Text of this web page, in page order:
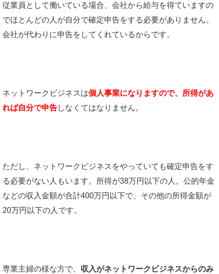
従業員として働いている場合、会社から給与を得ていますの
でほとんどの人が自分で確定申告をする必要がありません。
会社が代わりに申告をしてくれているからです。
ネットワークビジネスは個人事業になりますので、所得があ
れば自分で申告しなくてはなりません。
ただし、ネットワークビジネスをやっていても確定申告をす
る必要がない人もいます。所得が38万円以下の人。公的年金
などの収入金額が合計400万円以下で、その他の所得金額が
20万円以下の人です。
専業主婦の様な方で、 収入がネットワークビジネスからのみ